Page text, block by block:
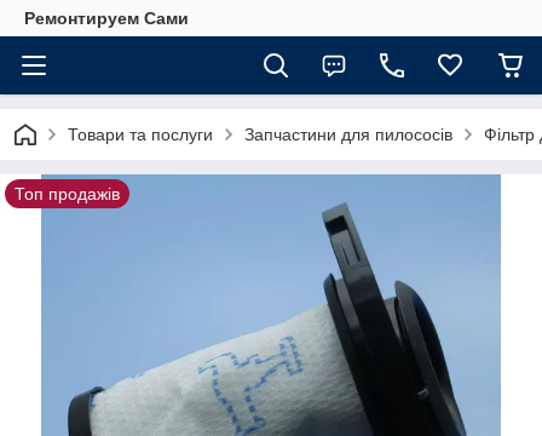
Ремонтируем Сами
Товари та послуги Запчастини для пилососів
Топ продажів